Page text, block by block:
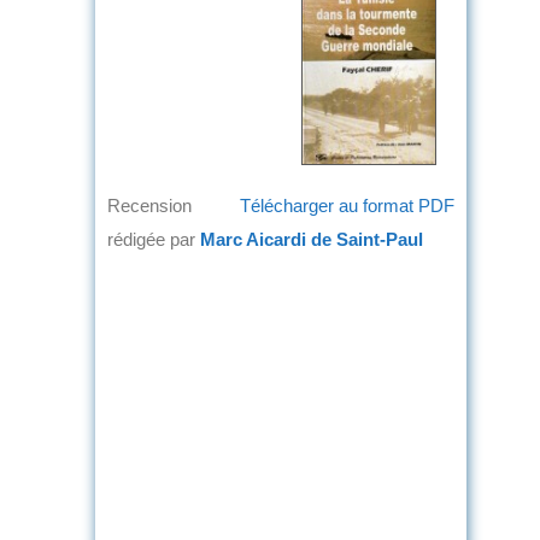
Télécharger au format PDF
Recension
rédigée par Marc Aicardi de Saint-Paul